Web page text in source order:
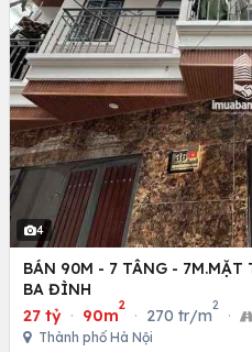
4
BÁN 90M - 7 TÂNG - 7M.MẶT
BA ĐÌNH
27 tỷ · 90m
2
· 270 tr/m
2
·
Thành phố Hà Nội